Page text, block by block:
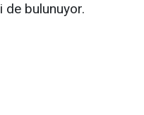
de bulunuyor.